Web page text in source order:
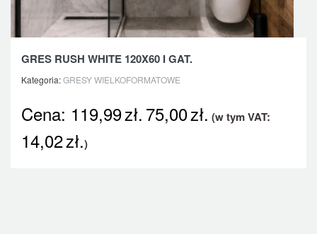
GRES RUSH WHITE 120X60 I GAT.
Kategoria:GRESY WIELKOFORMATOWE
Cena: 119,99zł. 75,00zł. (w tym VAT:
14,02zł.)